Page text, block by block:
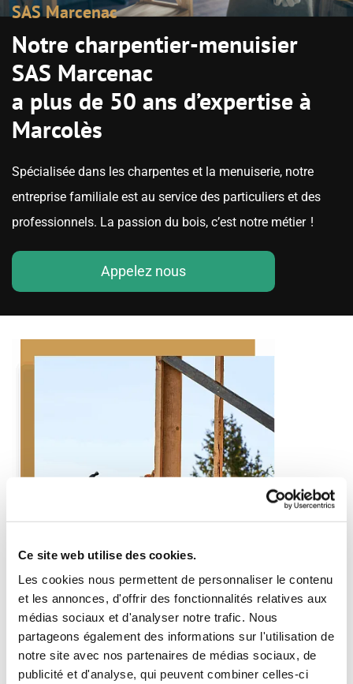
Ce site web utilise des cookies.
Les cookies nous permettent de personnaliser le contenu
et les annonces, d'offrir des fonctionnalités relatives aux
médias sociaux et d'analyser notre trafic. Nous
partageons également des informations sur l'utilisation de
notre site avec nos partenaires de médias sociaux, de
publicité et d'analyse, qui peuvent combiner celles-ci
SAS Marcenac
Notre charpentier-menuisier
SAS Marcenac
a plus de 50 ans d’expertise à
Marcolès
Spécialisée dans les charpentes et la menuiserie, notre
entreprise familiale est au service des particuliers et des
professionnels. La passion du bois, c’est notre métier !
Appelez nous